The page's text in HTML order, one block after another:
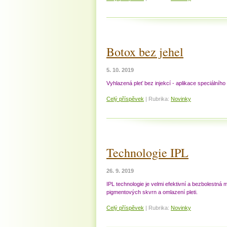
Botox bez jehel
5. 10. 2019
Vyhlazená pleť bez injekcí - aplikace
Celý příspěvek | Rubrika: Novinky
Technologie IPL
26. 9. 2019
IPL technologie je velmi efektivní a bezbolestná
pigmentových skvrn a omlazení pleti.
Celý příspěvek | Rubrika: Novinky